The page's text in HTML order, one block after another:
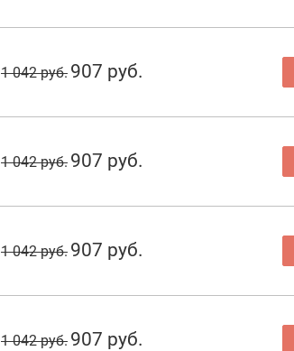
1 042 руб. 907 руб.
1 042 руб. 907 руб.
1 042 руб. 907 руб.
1 042 руб. 907 руб.